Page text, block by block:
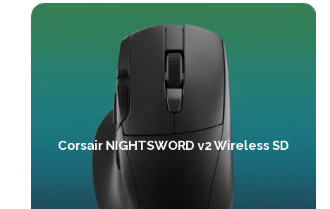
Corsair NIGHTSWORD v2 Wireless SD